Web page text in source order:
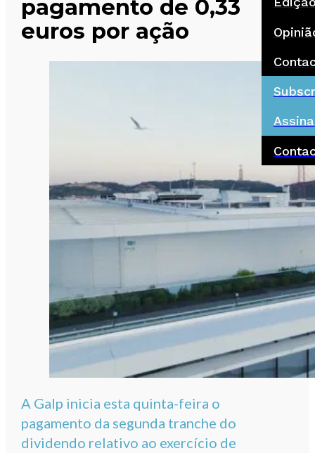
pagamento de 0,33
euros por ação
A Galp inicia esta quinta-feira o
pagamento da segunda tranche do
dividendo relativo ao exercício de